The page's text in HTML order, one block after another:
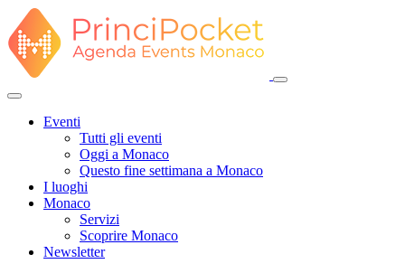
Eventi
Tutti gli eventi
Oggi a Monaco
Questo fine settimana a Monaco
I luoghi
Monaco
Servizi
Scoprire Monaco
Newsletter